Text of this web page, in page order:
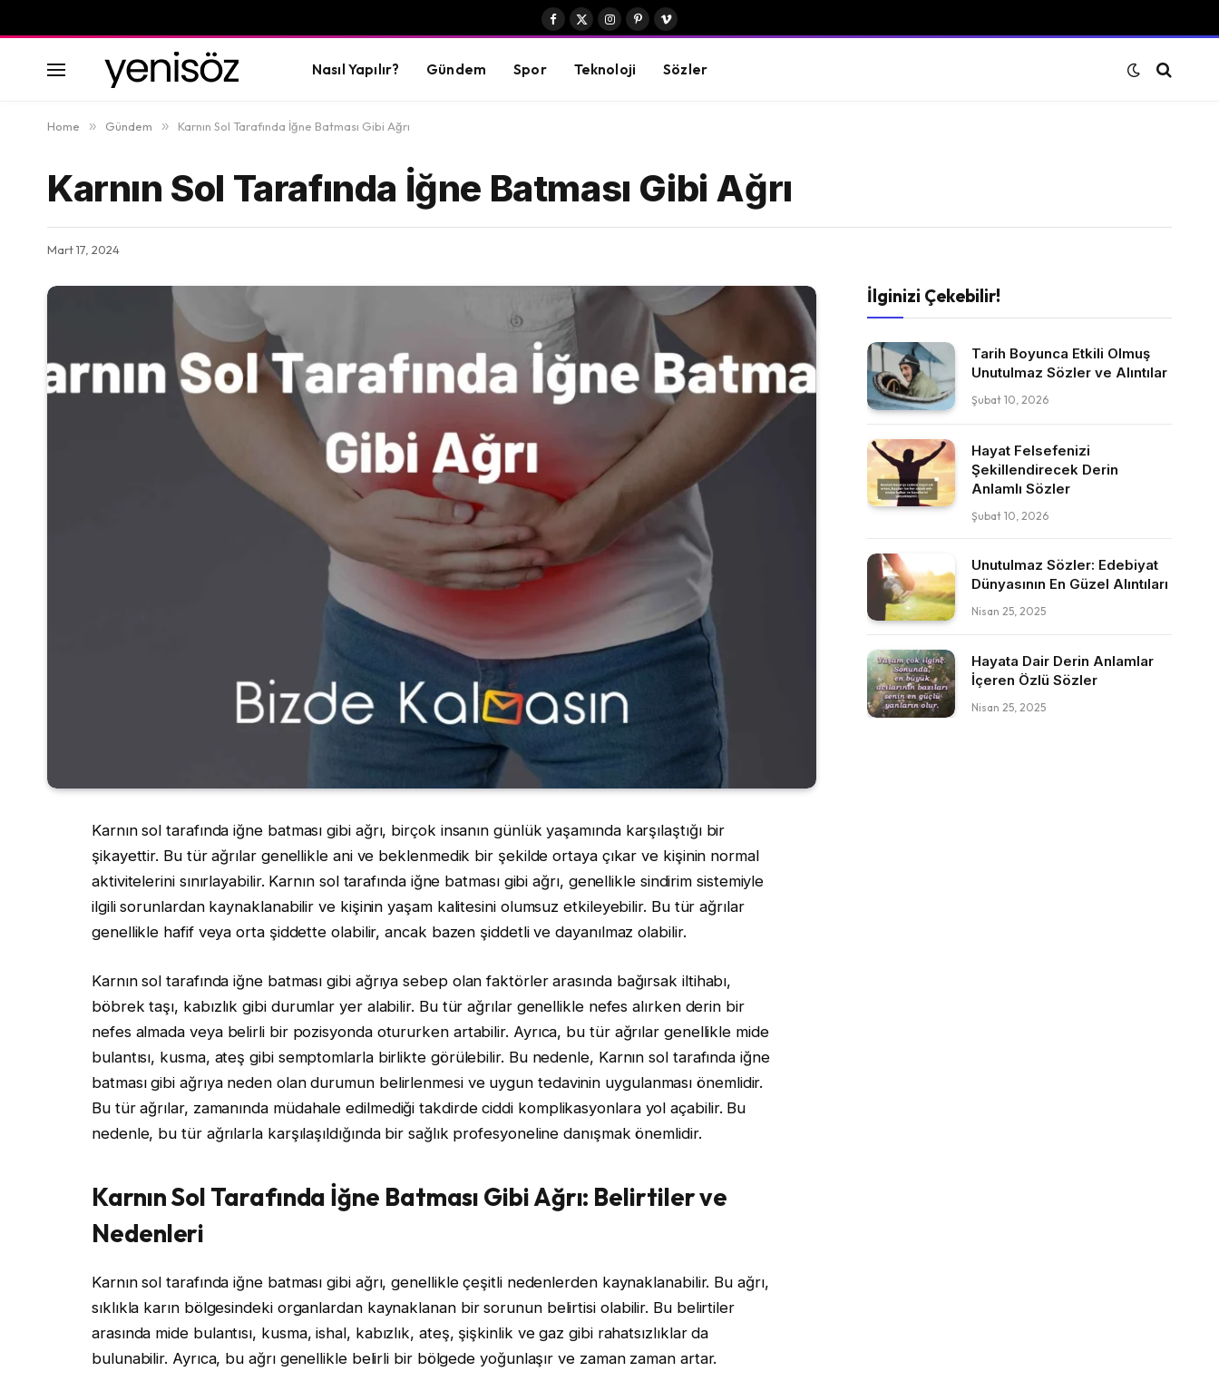
Facebook
X
Instagram
PinterestVimeo
Nasıl Yapılır? Gündem Spor Teknoloji Sözler
Home » Gündem » Karnın Sol Tarafında İğne Batması Gibi Ağrı
Karnın Sol Tarafında İğne Batması Gibi Ağrı
Mart 17, 2024
Karnın sol tarafında iğne batması gibi ağrı, birçok insanın günlük yaşamında karşılaştığı bir
şikayettir. Bu tür ağrılar genellikle ani ve beklenmedik bir şekilde ortaya çıkar ve kişinin normal
aktivitelerini sınırlayabilir. Karnın sol tarafında iğne batması gibi ağrı, genellikle sindirim sistemiyle
ilgili sorunlardan kaynaklanabilir ve kişinin yaşam kalitesini olumsuz etkileyebilir. Bu tür ağrılar
genellikle hafif veya orta şiddette olabilir, ancak bazen şiddetli ve dayanılmaz olabilir.
Karnın sol tarafında iğne batması gibi ağrıya sebep olan faktörler arasında bağırsak iltihabı,
böbrek taşı, kabızlık gibi durumlar yer alabilir. Bu tür ağrılar genellikle nefes alırken derin bir
nefes almada veya belirli bir pozisyonda otururken artabilir. Ayrıca, bu tür ağrılar genellikle mide
bulantısı, kusma, ateş gibi semptomlarla birlikte görülebilir. Bu nedenle, Karnın sol tarafında iğne
batması gibi ağrıya neden olan durumun belirlenmesi ve uygun tedavinin uygulanması önemlidir.
Bu tür ağrılar, zamanında müdahale edilmediği takdirde ciddi komplikasyonlara yol açabilir. Bu
nedenle, bu tür ağrılarla karşılaşıldığında bir sağlık profesyoneline danışmak önemlidir.
Karnın Sol Tarafında İğne Batması Gibi Ağrı: Belirtiler ve
Nedenleri
Karnın sol tarafında iğne batması gibi ağrı, genellikle çeşitli nedenlerden kaynaklanabilir. Bu ağrı,
sıklıkla karın bölgesindeki organlardan kaynaklanan bir sorunun belirtisi olabilir. Bu belirtiler
arasında mide bulantısı, kusma, ishal, kabızlık, ateş, şişkinlik ve gaz gibi rahatsızlıklar da
bulunabilir. Ayrıca, bu ağrı genellikle belirli bir bölgede yoğunlaşır ve zaman zaman artar.
İlginizi Çekebilir!
Tarih Boyunca Etkili Olmuş
Unutulmaz Sözler ve Alıntılar
Şubat 10, 2026
Hayat Felsefenizi
Şekillendirecek Derin
Anlamlı Sözler
Şubat 10, 2026
Unutulmaz Sözler: Edebiyat
Dünyasının En Güzel Alıntıları
Nisan 25, 2025
Hayata Dair Derin Anlamlar
İçeren Özlü Sözler
Nisan 25, 2025